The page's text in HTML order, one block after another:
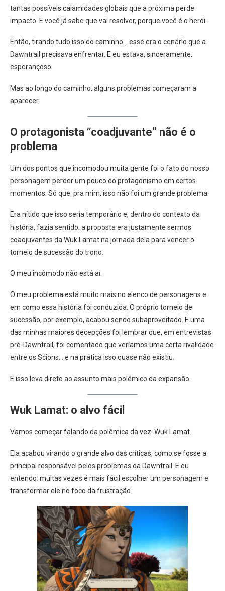
tantas possíveis calamidades globais que a próxima perde
impacto. E você já sabe que vai resolver, porque você é o herói.
Então, tirando tudo isso do caminho… esse era o cenário que a
Dawntrail precisava enfrentar. E eu estava, sinceramente,
esperançoso.
Mas ao longo do caminho, alguns problemas começaram a
aparecer.
O protagonista “coadjuvante” não é o
problema
Um dos pontos que incomodou muita gente foi o fato do nosso
personagem perder um pouco do protagonismo em certos
momentos. Só que, pra mim, isso não foi um grande problema.
Era nítido que isso seria temporário e, dentro do contexto da
história, fazia sentido: a proposta era justamente sermos
coadjuvantes da Wuk Lamat na jornada dela para vencer o
torneio de sucessão do trono.
O meu incômodo não está aí.
O meu problema está muito mais no elenco de personagens e
em como essa história foi conduzida. O próprio torneio de
sucessão, por exemplo, acabou sendo subaproveitado. E uma
das minhas maiores decepções foi lembrar que, em entrevistas
pré-Dawntrail, foi comentado que veríamos uma certa rivalidade
entre os Scions… e na prática isso quase não existiu.
E isso leva direto ao assunto mais polêmico da expansão.
Wuk Lamat: o alvo fácil
Vamos começar falando da polêmica da vez: Wuk Lamat.
Ela acabou virando o grande alvo das críticas, como se fosse a
principal responsável pelos problemas da Dawntrail. E eu
entendo: muitas vezes é mais fácil escolher um personagem e
transformar ele no foco da frustração.